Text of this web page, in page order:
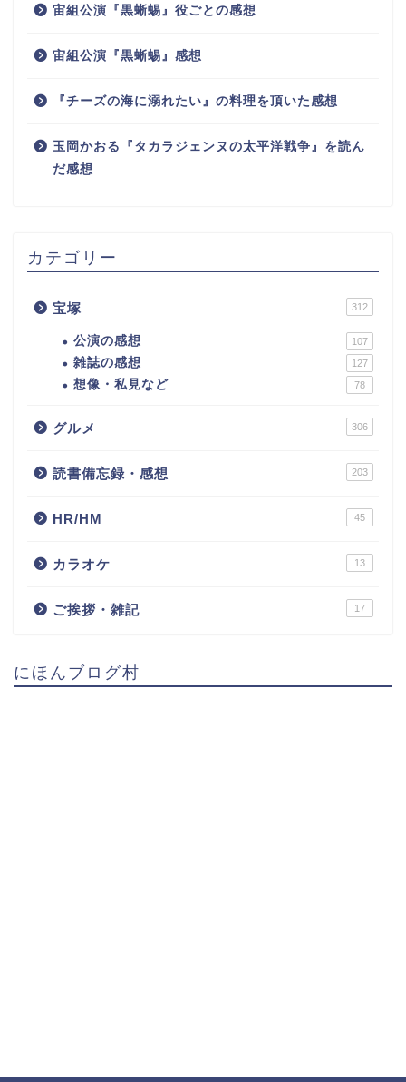
宙組公演『黒蜥蜴』役ごとの感想
宙組公演『黒蜥蜴』感想
『チーズの海に溺れたい』の料理を頂いた感想
玉岡かおる『タカラジェンヌの太平洋戦争』を読ん
だ感想
カテゴリー
宝塚 312
公演の感想 107
雑誌の感想 127
想像・私見など 78
グルメ 306
読書備忘録・感想 203
HR/HM 45
カラオケ 13
ご挨拶・雑記 17
にほんブログ村